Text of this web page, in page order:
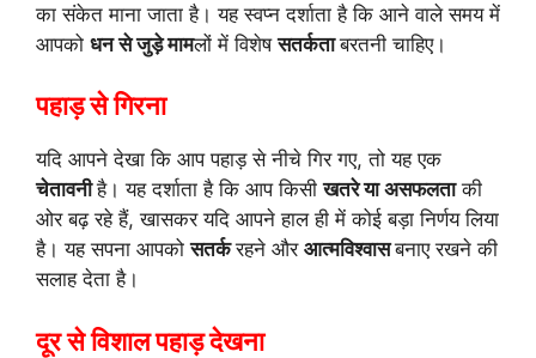
का संकेत माना जाता है। यह स्वप्न दर्शाता है कि आने वाले समय में
आपको धन से जुड़े मामलों में विशेषसतर्कताबरतनी चाहिए।
पहाड़ से गिरना
यदि आपने देखा कि आप पहाड़ से नीचे गिर गए, तो यह एक
चेतावनीहै। यह दर्शाता है कि आप किसीखतरे या असफलताकी
ओर बढ़ रहे हैं, खासकर यदि आपने हाल ही में कोई बड़ा निर्णय लिया
है। यह सपना आपकोसतर्करहने और आत्मविश्वासबनाए रखने की
सलाह देता है।
दूर से विशाल पहाड़ देखना